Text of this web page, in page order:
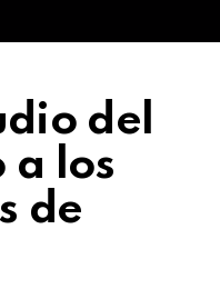
del
a los
de